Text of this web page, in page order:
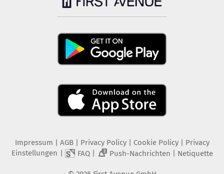
Impressum | AGB | Privacy Policy| Cookie Policy| Privacy
Einstellungen | FAQ| 2 Push-Nachrichten | Netiquette